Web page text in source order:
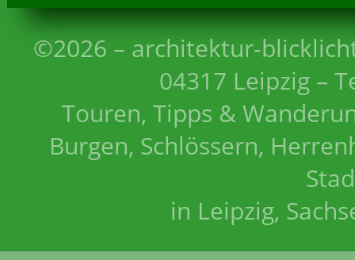
©2026 – architektur-
04317 Leipzig –
Touren, Tipps &
Burgen, Schlössern,
in Leipzig,